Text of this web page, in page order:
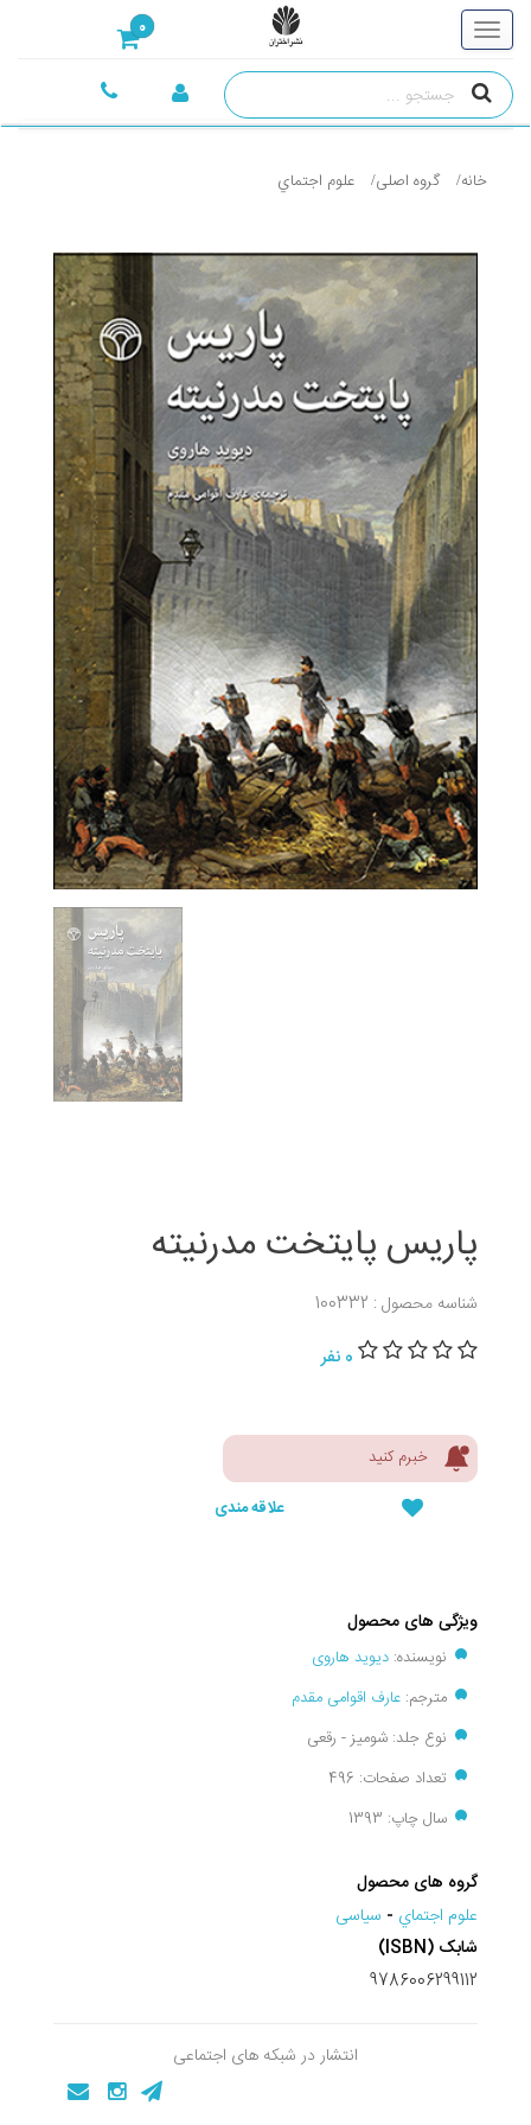
0
خانه گروه اصلی علوم اجتماي
پاریس پایتخت مدرنیته
شناسه محصول : 100332
0 نفر
خبرم کنید
علاقه مندی
ویژگی های محصول
نویسنده: دیوید هاروی
مترجم: عارف اقوامی مقدم
نوع جلد: شومیز - رقعی
تعداد صفحات: 496
سال چاپ: 1393
گروه های محصول
علوم اجتماي - سیاسی
شابک (ISBN)
9786006299112
انتشار در شبکه های اجتماعی